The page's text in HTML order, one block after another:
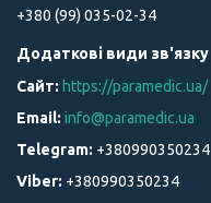
+380 (99) 035-02-34
https://paramedic.ua/
info@paramedic.ua
+380990350234
+380990350234